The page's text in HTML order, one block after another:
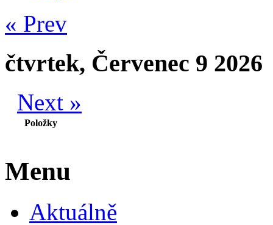
« Prev
čtvrtek, Červenec 9 2026
Next »
Položky
Menu
Aktuálně